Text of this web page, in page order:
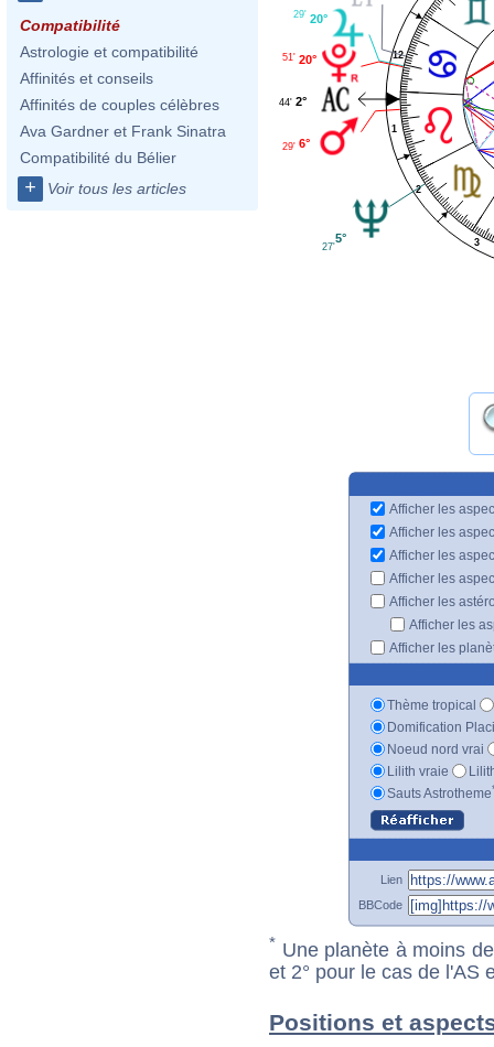
Compatibilité
Astrologie et compatibilité
Affinités et conseils
Affinités de couples célèbres
Ava Gardner et Frank Sinatra
Compatibilité du Bélier
+ Voir tous les articles
1
2
3
12
20°
29'
20°
51'
2°
44'
6°
29'
5°
27'
Afficher les
Afficher les
Afficher les
Afficher les
Afficher les
Afficher les
Afficher les
Thème tropical
Domification
Noeud nord vrai
Lilith vraie
Sauts Astrotheme
Lien
BBCode
* Une planète à moins
et 2° pour le cas de l'AS
Positions et